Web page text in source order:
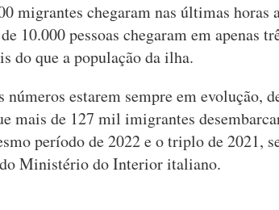
migrantes chegaram nas últimas horas
10.000 pessoas chegaram em apenas
do que a população da ilha.
números estarem sempre em evolução,
mais de 127 mil imigrantes
período de 2022 e o triplo de 2021,
Ministério do Interior italiano.